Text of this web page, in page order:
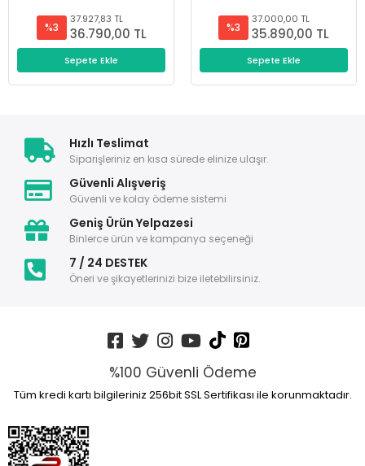
%3
37.927,83 TL
36.790,00 TL
Sepete Ekle
%3
37.000,00 TL
35.890,00 TL
Sepete Ekle
Hızlı Teslimat
Siparişleriniz en kısa sürede elinize ulaşır.
Güvenli Alışveriş
Güvenli ve kolay ödeme sistemi
Geniş Ürün Yelpazesi
Binlerce ürün ve kampanya seçeneği
7 / 24 DESTEK
Öneri ve şikayetlerinizi bize iletebilirsiniz.
%100 Güvenli Ödeme
Tüm kredi kartı bilgileriniz 256bit SSL Sertifikası ile korunmaktadır.